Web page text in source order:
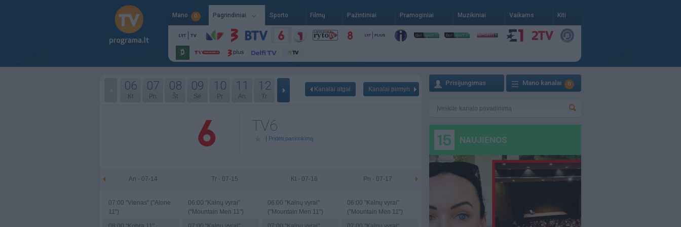
Mano 0 Pagrindiniai Sporto Filmų Pažintiniai Pramoginiai Muzikiniai Vaikams Kiti
06
Kt
07
Pn
08
Št
09
Se
10
Pr
11
An
12
Tr
Kanalai atgal Kanalai pirmyn
TV6
| Pridėti pasirinkimą
An - 07-14
07:00 "Vienas" ("Alone
11")
Tr - 07-15
06:00 "Kalnų vyrai"
("Mountain Men 11")
Kt - 07-16
06:00 "Kalnų vyrai"
("Mountain Men 11")
Pn - 07-17
06:00 "Kalnų vyrai"
("Mountain Men 11")
Prisijungimas Mano kanalai 0